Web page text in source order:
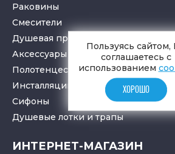
Раковины
Смесители
Душевая программа
Аксессуары в ванную
Полотенцесушители
Инсталляции для санузлов
Cифоны
Душевые лоткиитрапы
ИНТЕРНЕТ-МАГАЗИН
Пользуясь сайтом,
соглашаетесь с
использованием
ХОРОШО